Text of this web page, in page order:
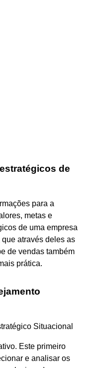
de
para a
metas e
de uma empresa
através deles as
de vendas também
prática.
Situacional
Este primeiro
e analisar os